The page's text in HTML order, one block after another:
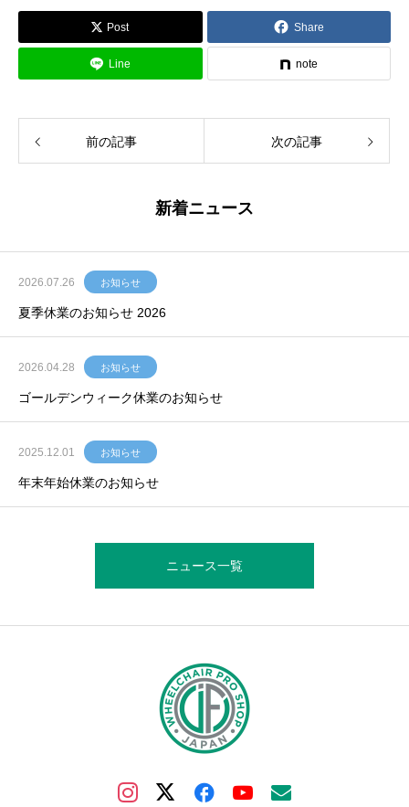
Post Share
Line note
前の記事 次の記事
新着ニュース
2026.07.26 お知らせ
夏季休業のお知らせ 2026
2026.04.28 お知らせ
ゴールデンウィーク休業のお知らせ
2025.12.01 お知らせ
年末年始休業のお知らせ
ニュース一覧